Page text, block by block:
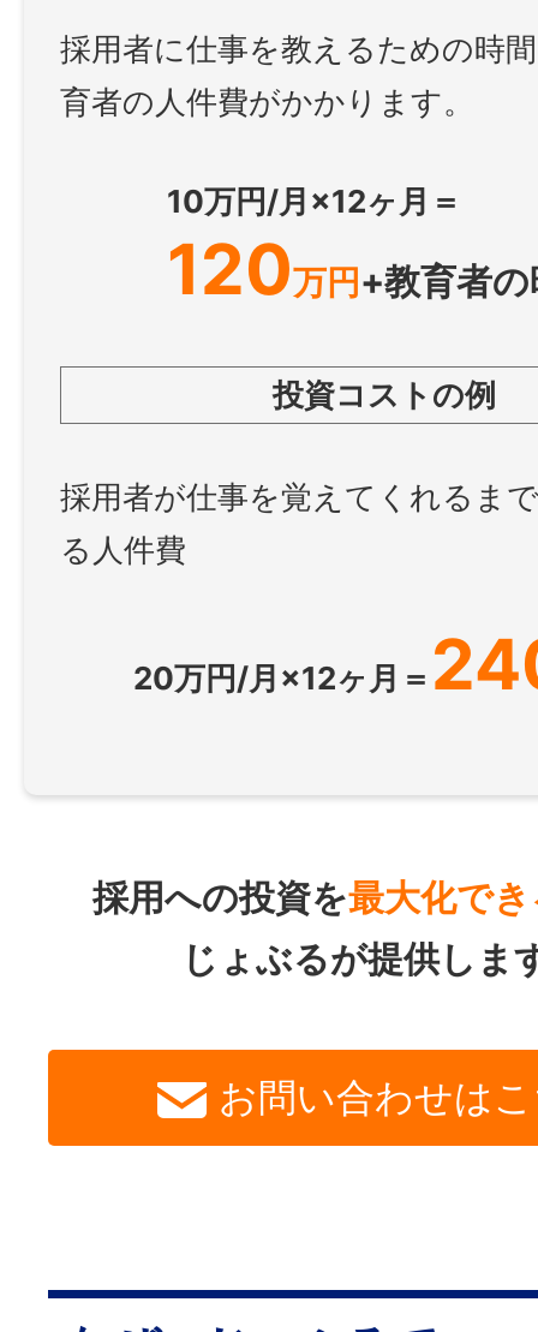
採用者に仕事を教えるための時
育者の人件費がかかります。
10万円/月×12ヶ月＝
120万円 +教育者
投資コストの例
採用者が仕事を覚えてくれるま
る人件費
20万円/月×12ヶ月＝
採用への投資を最大化で
じょぶるが提供しま
お問い合わせは